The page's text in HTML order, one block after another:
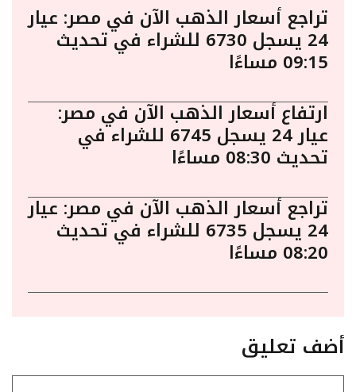
تراجع أسعار الذهب الآن في مصر: عيار
24 يسجل 6730 للشراء في تحديث
09:15 مساءًا
ارتفاع أسعار الذهب الآن في مصر:
عيار 24 يسجل 6745 للشراء في
تحديث 08:30 مساءًا
تراجع أسعار الذهب الآن في مصر: عيار
24 يسجل 6735 للشراء في تحديث
08:20 مساءًا
أضف تعليق